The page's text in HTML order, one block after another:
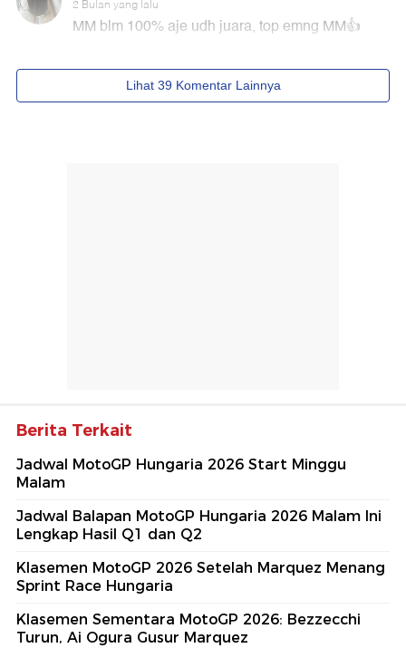
Berita Terkait
Jadwal MotoGP Hungaria 2026 Start Minggu
Malam
Jadwal Balapan MotoGP Hungaria 2026 Malam Ini
Lengkap Hasil Q1 dan Q2
Klasemen MotoGP 2026 Setelah Marquez Menang
Sprint Race Hungaria
Klasemen Sementara MotoGP 2026: Bezzecchi
Turun, Ai Ogura Gusur Marquez